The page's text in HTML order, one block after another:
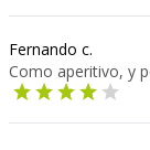
Fernando c.
Como aperitivo, y